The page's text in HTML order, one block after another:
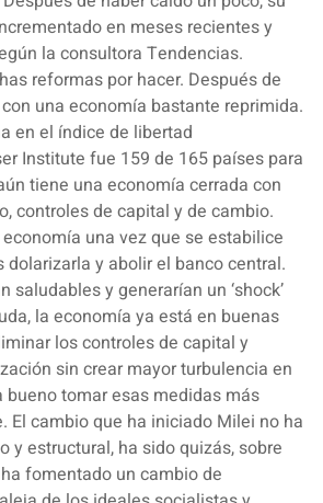
en meses recientes y
la consultora Tendencias.
reformas por hacer. Después de
una economía bastante reprimida.
en el índice de libertad
Institute fue 159 de 165 países para
tiene una economía cerrada con
controles de capital y de cambio.
una vez que se estabilice
dolarizarla y abolir el banco central.
saludables y generarían un ‘shock’
la economía ya está en buenas
los controles de capital y
sin crear mayor turbulencia en
bueno tomar esas medidas más
El cambio que ha iniciado Milei no ha
y estructural, ha sido quizás, sobre
fomentado un cambio de